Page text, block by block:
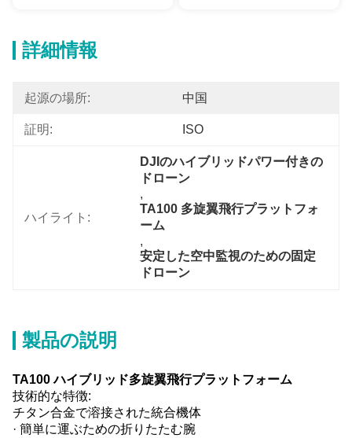
詳細情報
起源の場所: 中国
証明: ISO
ハイライト:
DJIのハイブリッドパワー付きの
ドローン
,
TA100 多旋翼飛行プラットフォ
ーム
,
安定した空中監視のための固定
ドローン
製品の説明
TA100 ハイブリッド多旋翼飛行プラットフォーム
技術的な特徴:
チタン合金で溶接された統合機体
· 簡単に運ぶための折りたたむ腕